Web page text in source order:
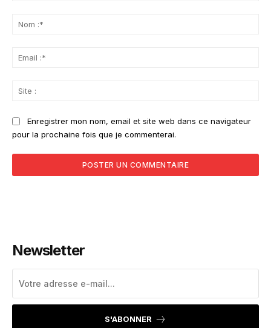
Enregistrer mon nom, email et site web dans ce navigateur
pour la prochaine fois que je commenterai.
Newsletter
S'ABONNER